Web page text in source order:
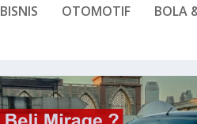
BISNIS OTOMOTIF BOLA